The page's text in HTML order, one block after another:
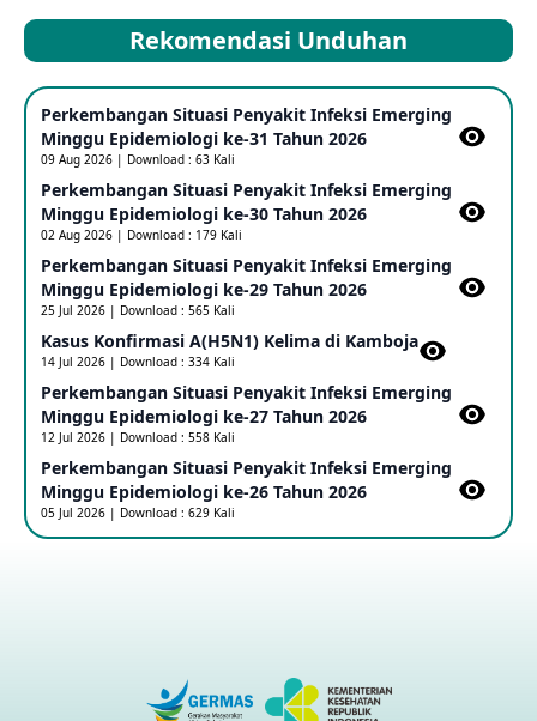
Mpox Clade 1b di Taiwan
25 May 2026
Update Informasi PHEIC Penyakit Ebola
23 May 2026
Penetapan Outbreak Penyakit Ebola di RD Kongo dan
Uganda Sebagai PHEIC
17 May 2026
Outbreak Penyakti Ebola di RD Kongo
16 May 2026
Kasus Konfirmasi A(H5NN6) di Cina
Penyakit virus Hanta di Kapal Pesiar Keberangkatan
Rekomendasi Unduhan
Perkembangan Situasi Penyakit Infeksi Emerging
Minggu Epidemiologi ke-31 Tahun 2026
09 Aug 2026 | Download : 63 Kali
Perkembangan Situasi Penyakit Infeksi Emerging
Minggu Epidemiologi ke-30 Tahun 2026
02 Aug 2026 | Download : 179 Kali
Perkembangan Situasi Penyakit Infeksi Emerging
Minggu Epidemiologi ke-29 Tahun 2026
25 Jul 2026 | Download : 565 Kali
Kasus Konfirmasi A(H5N1) Kelima di Kamboja​
14 Jul 2026 | Download : 334 Kali
Perkembangan Situasi Penyakit Infeksi Emerging
Minggu Epidemiologi ke-27 Tahun 2026
12 Jul 2026 | Download : 558 Kali
Perkembangan Situasi Penyakit Infeksi Emerging
Minggu Epidemiologi ke-26 Tahun 2026
05 Jul 2026 | Download : 629 Kali